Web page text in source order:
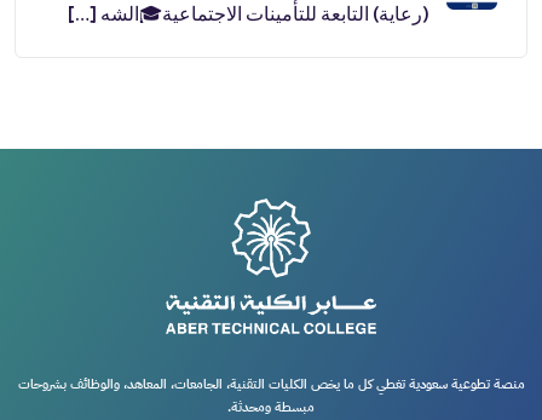
(رعاية) التابعة للتأمينات الاجتماعية🎓الشه […]
منصة تطوعية سعودية تغطي كل ما يخص الكليات التقنية، الجامعات، المعاهد، والوظائف بشروحات
مبسطة ومحدثة.